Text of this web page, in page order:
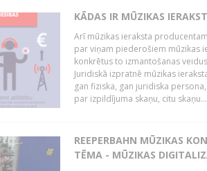
KĀDAS IR MŪZIKAS
Arī mūzikas ieraksta
par viņam piederošiem mūzikas
konkrētus to izmantošanas
Juridiskā izpratnē mūzikas
gan fiziska, gan juridiska
par izpildījuma skaņu, citu skaņu...
REEPERBAHN MŪZIKAS
TĒMA - MŪZIKAS